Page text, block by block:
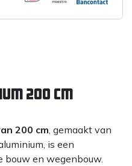
200 cm
200 cm , gemaakt van
is een
bouw en wegenbouw.